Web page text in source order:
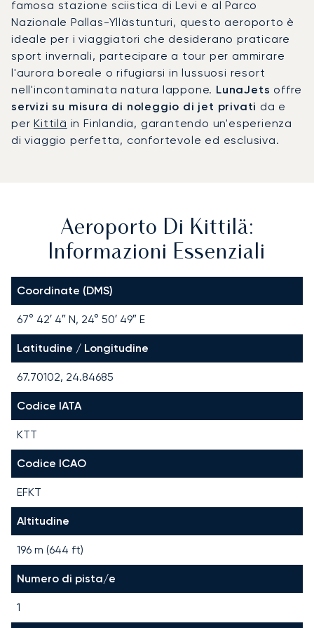
famosa stazione sciistica di Levi e al Parco
Nazionale Pallas-Yllästunturi, questo aeroporto è
ideale per i viaggiatori che desiderano praticare
sport invernali, partecipare a tour per ammirare
l'aurora boreale o rifugiarsi in lussuosi resort
nell'incontaminata natura lappone. LunaJets offre
servizi su misura di noleggio di jet privati da e
perKittilä in Finlandia, garantendo un'esperienza
di viaggio perfetta, confortevole ed esclusiva.
Aeroporto Di Kittilä:
Informazioni Essenziali
Coordinate (DMS)
67° 42′ 4″ N, 24° 50′ 49″ E
Latitudine / Longitudine
67.70102, 24.84685
Codice IATA
KTT
Codice ICAO
EFKT
Altitudine
196 m (644 ft)
Numero di pista/e
1